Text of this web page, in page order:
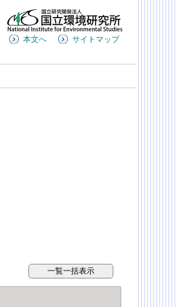
本文へ サイトマップ
一覧一括表示